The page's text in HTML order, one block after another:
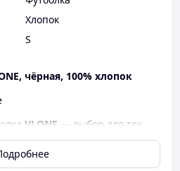
Хлопок
S
чёрная, 100% хлопок
VLONE — выбор для тех,
стиль. Материал:100%
и приятный к телу.